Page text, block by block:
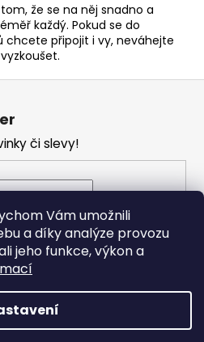
Vám umožnili
a díky analýze provozu
jeho funkce, výkon a
že se na něj snadno a
každý. Pokud se do
chcete připojit i vy, neváhejte
či slevy!
s podmínkami